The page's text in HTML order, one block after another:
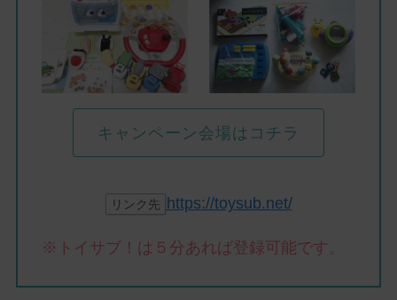
キャンペーン会場はコチラ
リンク先 https://toysub.net/
※トイサブ！は５分あれば登録可能です。